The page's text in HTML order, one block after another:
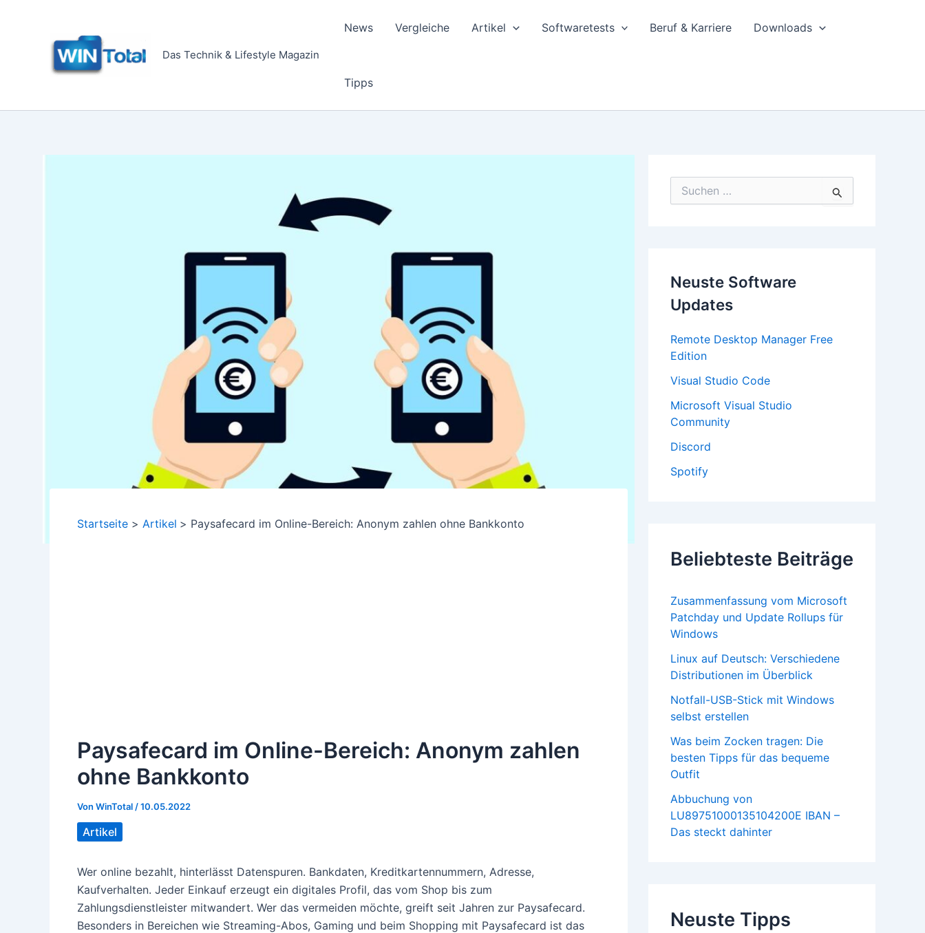
Das Technik & Lifestyle Magazin
News Vergleiche Artikel Softwaretests Beruf & Karriere Downloads
Tipps
Startseite Artikel Paysafecard im Online-Bereich: Anonym zahlen ohne Bankkonto
Paysafecard im Online-Bereich: Anonym zahlen
ohne Bankkonto
Von WinTotal /10.05.2022
Artikel
Wer online bezahlt, hinterlässt Datenspuren. Bankdaten, Kreditkartennummern, Adresse,
Kaufverhalten. Jeder Einkauf erzeugt ein digitales Profil, das vom Shop bis zum
Zahlungsdienstleister mitwandert. Wer das vermeiden möchte, greift seit Jahren zur Paysafecard.
Besonders in Bereichen wie Streaming-Abos, Gaming und beim Shopping mit Paysafecard ist das
a
h
Neuste Software
Updates
Remote Desktop Manager Free
Edition
Visual Studio Code
Microsoft Visual Studio
Community
Discord
Spotify
Beliebteste Beiträge
Zusammenfassung vom Microsoft
Patchday und Update Rollups für
Windows
Linux auf Deutsch: Verschiedene
Distributionen im Überblick
Notfall-USB-Stick mit Windows
selbst erstellen
Was beim Zocken tragen: Die
besten Tipps für das bequeme
Outfit
Abbuchung von
LU89751000135104200E IBAN –
Das steckt dahinter
Neuste Tipps